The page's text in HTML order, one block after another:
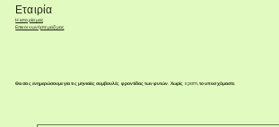
Εταιρία
Η ιστορία μας
Επικοινωνήστε μαζί μας
Θα σας ενημερώσουμε για τις μηνιαίες συμβουλές φροντίδας των φυτών. Χωρίς spam, το υποσχόμαστε.